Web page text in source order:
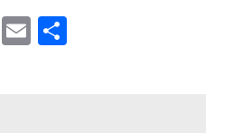
Telegram
Email